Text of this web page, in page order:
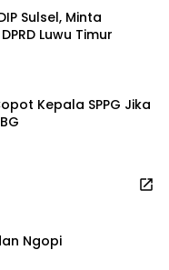
Sulsel, Minta
Luwu Timur
Kepala SPPG Jika
Ngopi